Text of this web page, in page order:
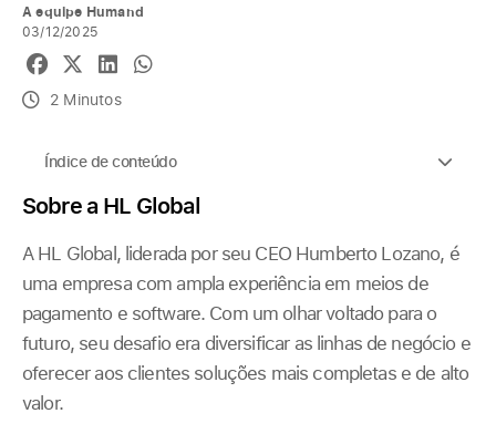
A equipe Humand
03/12/2025
2 Minutos
Índice de conteúdo
Sobre a HL Global
A HL Global, liderada por seu CEO Humberto Lozano, é
uma empresa com ampla experiência em meios de
pagamento e software. Com um olhar voltado para o
futuro, seu desafio era diversificar as linhas de negócio e
oferecer aos clientes soluções mais completas e de alto
valor.